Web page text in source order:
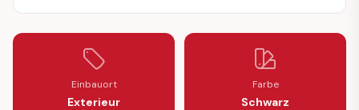
Einbauort
Exterieur
Farbe
Schwarz